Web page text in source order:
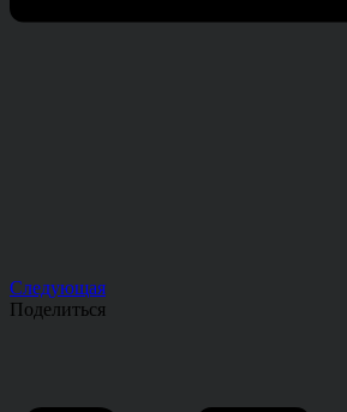
Следующая
Поделиться